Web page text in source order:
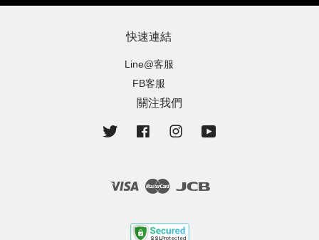
快速連結
Line@客服
FB客服
關注我們
Twitter FacebookInstagram
Visa Master